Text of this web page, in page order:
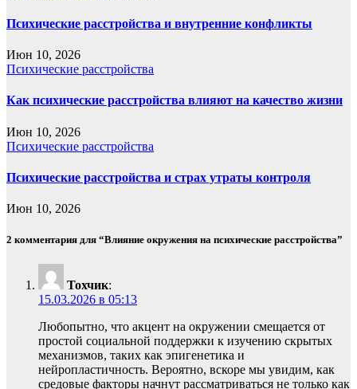
Психические расстройства и внутренние конфликты
Июн 10, 2026
Психические расстройства
Как психические расстройства влияют на качество жизни
Июн 10, 2026
Психические расстройства
Психические расстройства и страх утраты контроля
Июн 10, 2026
2 комментария для “Влияние окружения на психические расстройства”
Тохчик:
15.03.2026 в 05:13
Любопытно, что акцент на окружении смещается от
простой социальной поддержки к изучению скрытых
механизмов, таких как эпигенетика и
нейропластичность. Вероятно, вскоре мы увидим, как
средовые факторы начнут рассматриваться не только как